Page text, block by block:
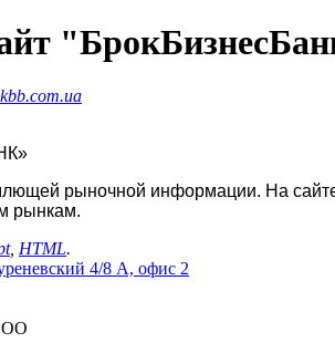
рыночной информации. На
рынкам.
, HTML.
4/8 А, офис 2